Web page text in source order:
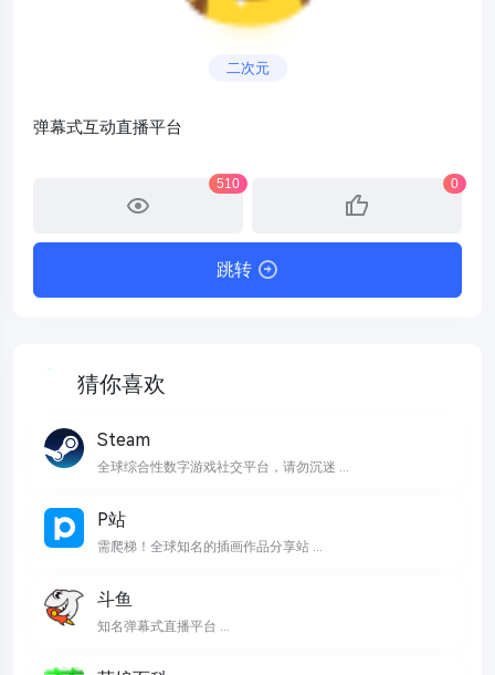
二次元
弹幕式互动直播平台
510 0
跳转
猜你喜欢
Steam
全球综合性数字游戏社交平台，请勿沉迷 ...
P站
需爬梯！全球知名的插画作品分享站 ...
斗鱼
知名弹幕式直播平台 ...